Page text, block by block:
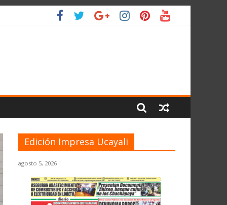
Edición Impresa Ucayali
agosto 5, 2026